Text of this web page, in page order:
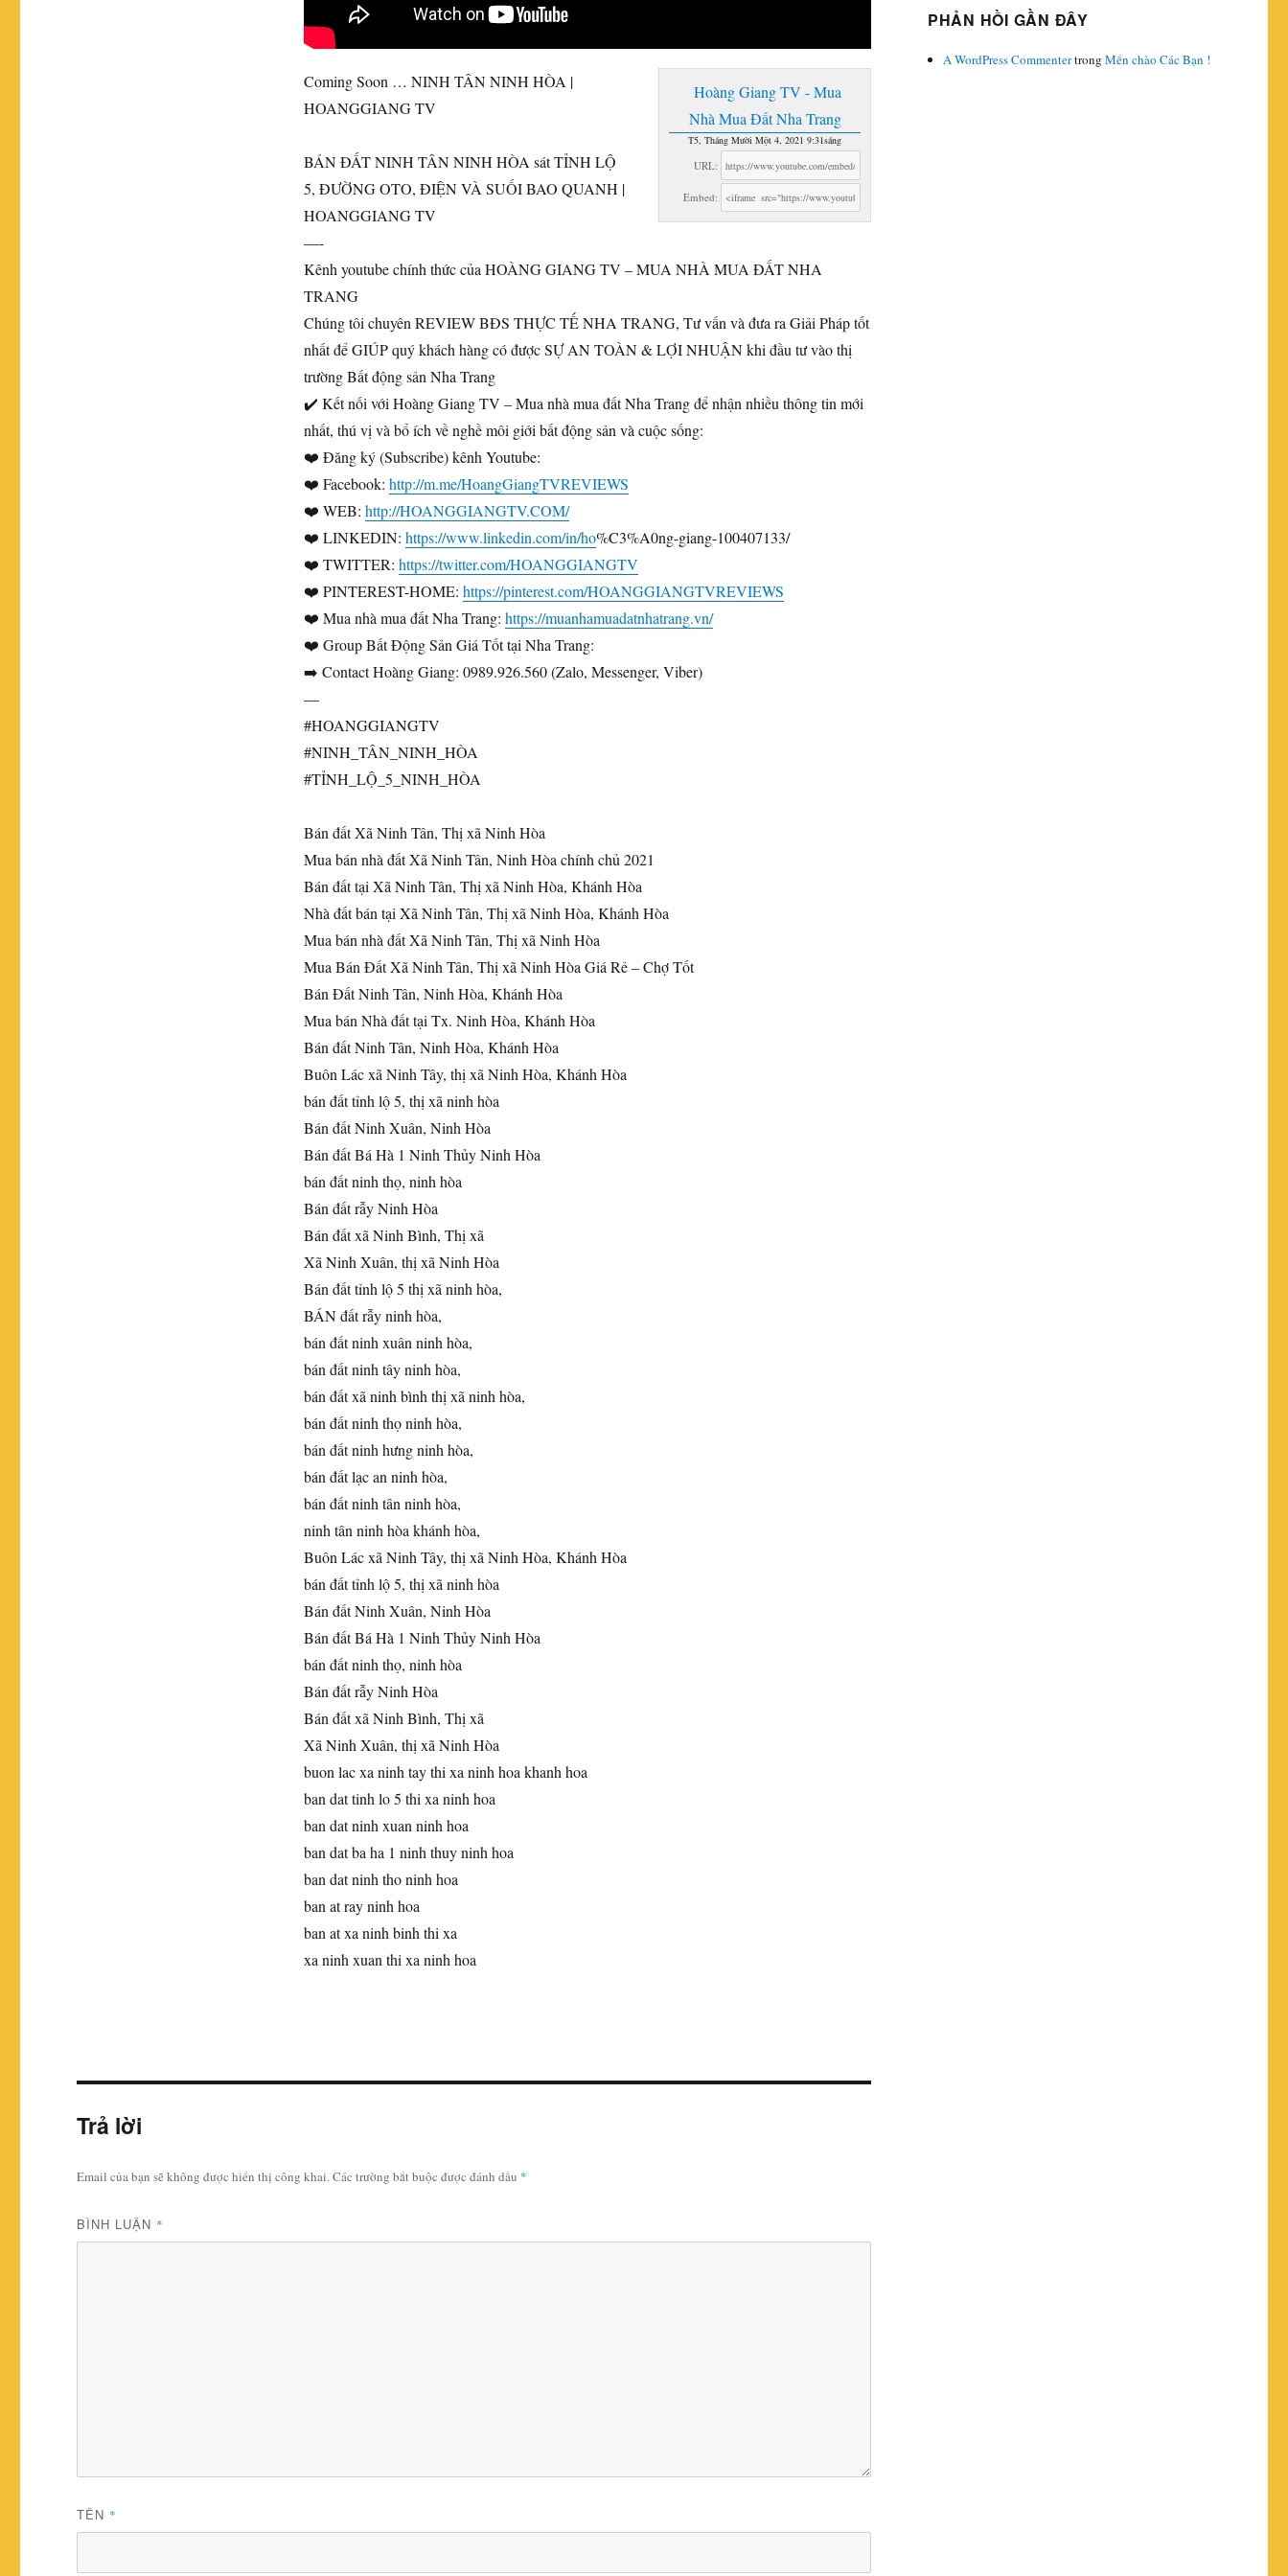
Hoàng Giang TV - Mua
Nhà Mua Đất Nha Trang
T5, Tháng Mười Một 4, 2021 9:31sáng
URL:
Embed:
Coming Soon … NINH TÂN NINH HÒA |
HOANGGIANG TV
BÁN ĐẤT NINH TÂN NINH HÒA sát TỈNH LỘ
5, ĐƯỜNGOTO, ĐIỆN VÀ SUỐI BAO QUANH |
HOANGGIANG TV
—-
Kênh youtube chính thức của HOÀNG GIANG TV – MUA NHÀ MUA ĐẤT NHA
TRANG
Chúng tôi chuyên REVIEW BĐS THỰC TẾ NHA TRANG, Tư vấn và đưa ra Giải Pháp tốt
nhất để GIÚP quý khách hàng có được SỰ AN TOÀN & LỢI NHUẬN khi đầu tư vào thị
trường Bất động sản Nha Trang
✔️ Kết nối với Hoàng Giang TV – Mua nhà mua đất Nha Trang để nhận nhiều thông tin mới
nhất, thú vị và bổ ích về nghề môi giới bất động sản và cuộc sống:
❤️ Đăng ký (Subscribe) kênh Youtube:
❤️ Facebook: http://m.me/HoangGiangTVREVIEWS
❤️ WEB: http://HOANGGIANGTV.COM/
❤️ LINKEDIN: https://www.linkedin.com/in/ho%C3%A0ng-giang-100407133/
❤️ TWITTER: https://twitter.com/HOANGGIANGTV
❤️ PINTEREST-HOME: https://pinterest.com/HOANGGIANGTVREVIEWS
❤️ Mua nhà mua đất Nha Trang: https://muanhamuadatnhatrang.vn/
❤️ Group Bất Động Sản Giá Tốt tại Nha Trang:
➡️ Contact Hoàng Giang: 0989.926.560 (Zalo, Messenger, Viber)
—
#HOANGGIANGTV
#NINH_TÂN_NINH_HÒA
#TỈNH_LỘ_5_NINH_HÒA
Bán đất Xã Ninh Tân, Thị xã Ninh Hòa
Mua bán nhà đất Xã Ninh Tân, Ninh Hòa chính chủ 2021
Bán đất tại Xã Ninh Tân, Thị xã Ninh Hòa, Khánh Hòa
Nhà đất bán tại Xã Ninh Tân, Thị xã Ninh Hòa, Khánh Hòa
Mua bán nhà đất Xã Ninh Tân, Thị xã Ninh Hòa
Mua Bán Đất Xã Ninh Tân, Thị xã Ninh Hòa Giá Rẻ – Chợ Tốt
Bán Đất Ninh Tân, Ninh Hòa, Khánh Hòa
Mua bán Nhà đất tại Tx. Ninh Hòa, Khánh Hòa
Bán đất Ninh Tân, Ninh Hòa, Khánh Hòa
Buôn Lác xã Ninh Tây, thị xã Ninh Hòa, Khánh Hòa
bán đất tỉnh lộ 5, thị xã ninh hòa
Bán đất Ninh Xuân, Ninh Hòa
Bán đất Bá Hà 1 Ninh Thủy Ninh Hòa
bán đất ninh thọ, ninh hòa
Bán đất rẫy Ninh Hòa
Bán đất xã Ninh Bình, Thị xã
Xã Ninh Xuân, thị xã Ninh Hòa
Bán đất tỉnh lộ 5 thị xã ninh hòa,
BÁN đất rẫy ninh hòa,
bán đất ninh xuân ninh hòa,
bán đất ninh tây ninh hòa,
bán đất xã ninh bình thị xã ninh hòa,
bán đất ninh thọ ninh hòa,
bán đất ninh hưng ninh hòa,
bán đất lạc an ninh hòa,
bán đất ninh tân ninh hòa,
ninh tân ninh hòa khánh hòa,
Buôn Lác xã Ninh Tây, thị xã Ninh Hòa, Khánh Hòa
bán đất tỉnh lộ 5, thị xã ninh hòa
Bán đất Ninh Xuân, Ninh Hòa
Bán đất Bá Hà 1 Ninh Thủy Ninh Hòa
bán đất ninh thọ, ninh hòa
Bán đất rẫy Ninh Hòa
Bán đất xã Ninh Bình, Thị xã
Xã Ninh Xuân, thị xã Ninh Hòa
buon lac xa ninh tay thi xa ninh hoa khanh hoa
ban dat tinh lo 5 thi xa ninh hoa
ban dat ninh xuan ninh hoa
ban dat ba ha 1 ninh thuy ninh hoa
ban dat ninh tho ninh hoa
ban at ray ninh hoa
ban at xa ninh binh thi xa
xa ninh xuan thi xa ninh hoa
Trả lời
Email của bạn sẽ không được hiển thị công khai.Các trường bắt buộc được đánh dấu *
BÌNH LUẬN *
TÊN *
PHẢN HỒI GẦN ĐÂY
A WordPress CommentertrongMến chào Các Bạn !